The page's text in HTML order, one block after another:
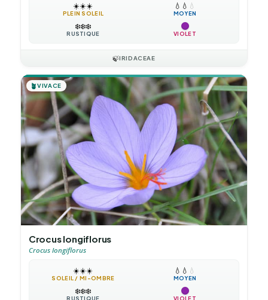
☀️☀️☀️
PLEIN SOLEIL
💧 💧 💧
MOYEN
❄️❄️❄️
RUSTIQUE VIOLET
🍃IRIDACEAE
🪴VIVACE
Crocus longiflorus
Crocus longiflorus
☀️☀️☀️
SOLEIL / MI-OMBRE
💧 💧 💧
MOYEN
❄️❄️❄️
RUSTIQUE VIOLET